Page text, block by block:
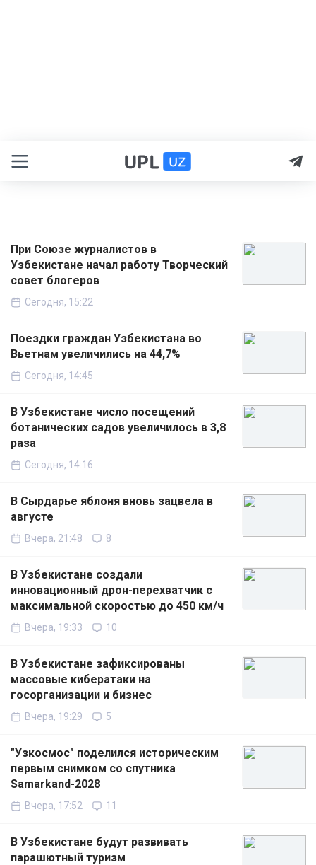
При Союзе журналистов в
Узбекистане начал работу Творческий
совет блогеров
Сегодня, 15:22
Поездки граждан Узбекистана во
Вьетнам увеличились на 44,7%
Сегодня, 14:45
В Узбекистане число посещений
ботанических садов увеличилось в 3,8
раза
Сегодня, 14:16
В Сырдарье яблоня вновь зацвела в
августе
Вчера, 21:48 8
В Узбекистане создали
инновационный дрон-перехватчик с
максимальной скоростью до 450 км/ч
Вчера, 19:33 10
В Узбекистане зафиксированы
массовые кибератаки на
госорганизации и бизнес
Вчера, 19:29 5
"Узкосмос" поделился историческим
первым снимком со спутника
Samarkand-2028
Вчера, 17:52 11
В Узбекистане будут развивать
парашютный туризм